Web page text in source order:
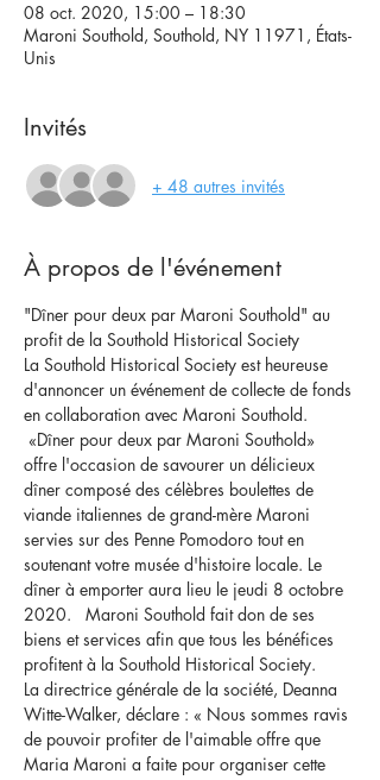
08 oct. 2020, 15:00 – 18:30
Maroni Southold, Southold, NY 11971, États-
Unis
Invités
+ 48 autres invités
À propos de l'événement
"Dîner pour deux par Maroni Southold" au
profit de la Southold Historical Society
La Southold Historical Society est heureuse
d'annoncer un événement de collecte de fonds
en collaboration avec Maroni Southold.
«Dîner pour deux par Maroni Southold»
offre l'occasion de savourer un délicieux
dîner composé des célèbres boulettes de
viande italiennes de grand-mère Maroni
servies sur des Penne Pomodoro tout en
soutenant votre musée d'histoire locale. Le
dîner à emporter aura lieu le jeudi 8 octobre
2020.   Maroni Southold fait don de ses
biens et services afin que tous les bénéfices
profitent à la Southold Historical Society.
La directrice générale de la société, Deanna
Witte-Walker, déclare : « Nous sommes ravis
de pouvoir profiter de l'aimable offre que
Maria Maroni a faite pour organiser cette